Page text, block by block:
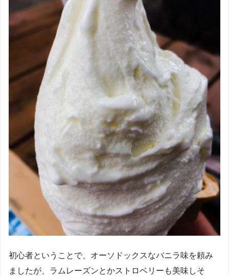
初心者ということで、オーソドックスなバニラ味を頼み
ましたが、ラムレーズンとかストロベリーも美味しそ